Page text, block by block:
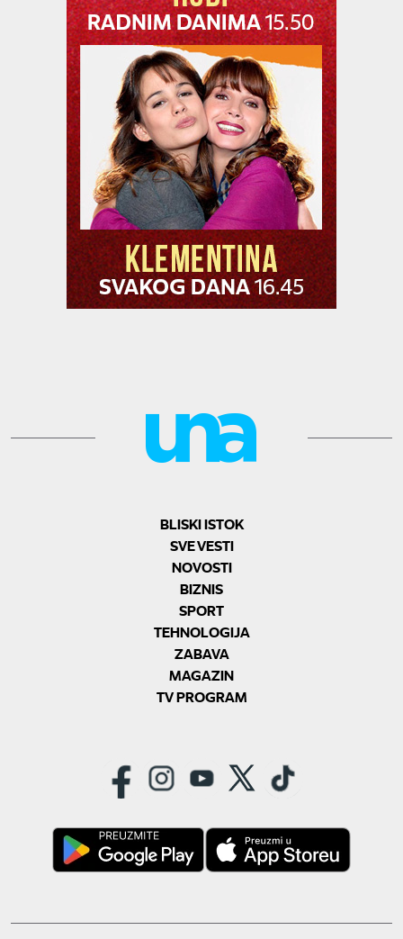
BLISKI ISTOK
SVE VESTI
NOVOSTI
BIZNIS
SPORT
TEHNOLOGIJA
ZABAVA
MAGAZIN
TV PROGRAM